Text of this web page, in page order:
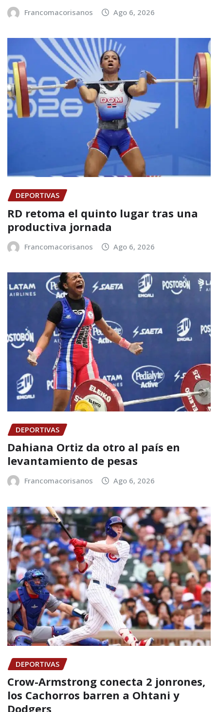
Francomacorisanos Ago 6, 2026
DEPORTIVAS
RD retoma el quinto lugar tras una
productiva jornada
Francomacorisanos Ago 6, 2026
DEPORTIVAS
Dahiana Ortiz da otro al país en
levantamiento de pesas
Francomacorisanos Ago 6, 2026
DEPORTIVAS
Crow-Armstrong conecta 2 jonrones,
los Cachorros barren a Ohtani y
Dodgers